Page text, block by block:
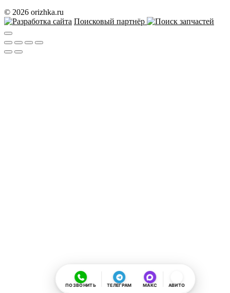
© 2026 orizhka.ru
Поисковый партнёр
ПОЗВОНИТЬ ТЕЛЕГРАМ МАКС АВИТО